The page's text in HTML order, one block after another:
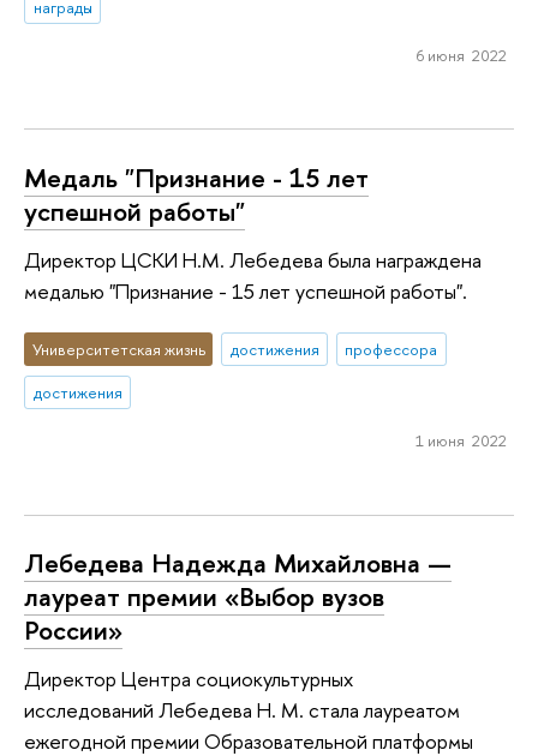
награды
6 июня 2022
Медаль "Признание - 15 лет
успешной работы"
Директор ЦСКИ Н.М. Лебедева была награждена
медалью "Признание - 15 лет успешной работы".
Университетская жизнь достижения
профессора
достижения
1 июня 2022
Лебедева Надежда Михайловна —
лауреат премии «Выбор вузов
России»
Директор Центра социокультурных
исследований Лебедева Н. М. стала лауреатом
ежегодной премии Образовательной платформы